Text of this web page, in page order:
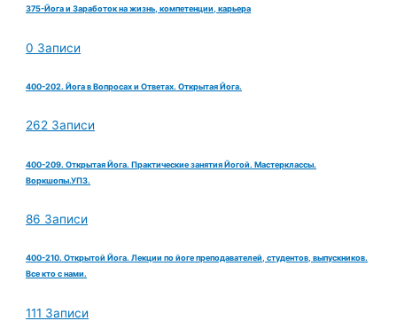
375-Йога и Заработок на жизнь, компетенции, карьера
0 Записи
400-202. Йога в Вопросах и Ответах. Открытая Йога.
262 Записи
400-209. Открытая Йога. Практические занятия Йогой. Мастерклассы.
Воркшопы.УПЗ.
86 Записи
400-210. Открытой Йога. Лекции по йоге преподавателей, студентов, выпускников.
Все кто с нами.
111 Записи